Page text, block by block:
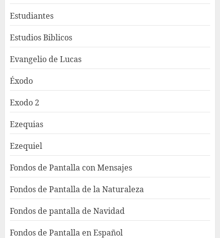
Estudiantes
Estudios Biblicos
Evangelio de Lucas
Éxodo
Exodo 2
Ezequias
Ezequiel
Fondos de Pantalla con Mensajes
Fondos de Pantalla de la Naturaleza
Fondos de pantalla de Navidad
Fondos de Pantalla en Español